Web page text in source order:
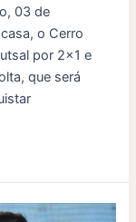
03 de
o Cerro
por 2×1 e
que será